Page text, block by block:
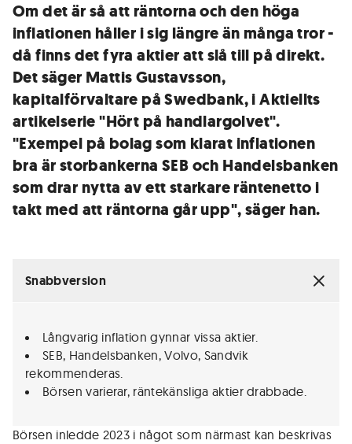
Om det är så att räntorna och den höga
inflationen håller i sig längre än många tror -
då finns det fyra aktier att slå till på direkt.
Det säger Mattis Gustavsson,
kapitalförvaltare på Swedbank, i Aktiellts
artikelserie "Hört på handlargolvet".
"Exempel på bolag som klarat inflationen
bra är storbankerna SEB och Handelsbanken
som drar nytta av ett starkare räntenetto i
takt med att räntorna går upp", säger han.
Snabbversion
Långvarig inflation gynnar vissa aktier.
SEB, Handelsbanken, Volvo, Sandvik
rekommenderas.
Börsen varierar, räntekänsliga aktier drabbade.
Börsen inledde 2023 i något som närmast kan beskrivas